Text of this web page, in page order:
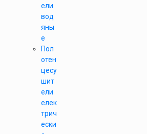
ели
вод
яны
е
Пол
отен
цесу
шит
ели
елек
трич
ески